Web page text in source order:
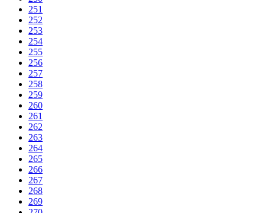
251
252
253
254
255
256
257
258
259
260
261
262
263
264
265
266
267
268
269